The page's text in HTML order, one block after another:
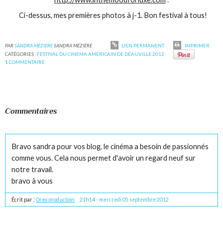
Ci-dessus, mes premières photos à j-1. Bon festival à tous!
PARSANDRA MÉZIÈRESANDRA MÉZIÈRE LIEN PERMANENT
IMPRIMER
CATÉGORIES : FESTIVAL DU CINEMA AMERICAIN DE DEAUVILLE 2012
1 COMMENTAIRE
Commentaires
Bravo sandra pour vos blog, le cinéma a besoin de passionnés
comme vous. Cela nous permet d'avoir un regard neuf sur
notre travail.
bravo à vous
Écrit par :Oreo production 21h14- mercredi 05 septembre 2012